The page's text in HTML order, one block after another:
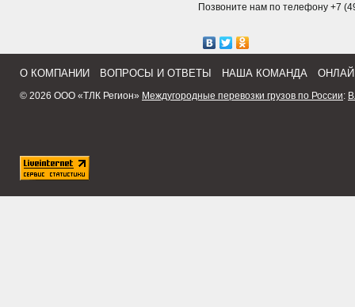
Позвоните нам по телефону +7
О КОМПАНИИ ВОПРОСЫ И ОТВЕТЫ НАША КОМАНДА
© 2026 ООО «ТЛК Регион» Междугородные перевозки грузов по России: